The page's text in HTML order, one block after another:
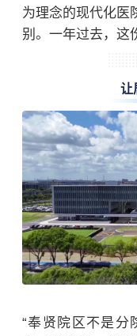
为理念的现代化医
别。一年过去，这
让
“奉贤院区不是分